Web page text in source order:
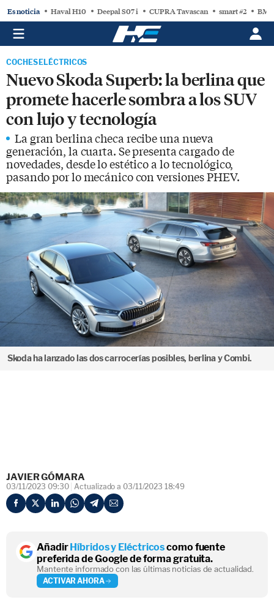
Es noticia Haval H10 Deepal S07 i CUPRA Tavascan smart #2
COCHES ELÉCTRICOS
Nuevo Skoda Superb: la berlina que
promete hacerle sombra a los SUV
con lujo y tecnología
La gran berlina checa recibe una nueva
generación, la cuarta. Se presenta cargado de
novedades, desde lo estético a lo tecnológico,
pasando por lo mecánico con versiones PHEV.
Skoda ha lanzado las dos carrocerías posibles, berlina y Combi.
JAVIER GÓMARA
03/11/2023 09:30 Actualizado a 03/11/2023 18:49
AñadirHíbridos y Eléctricoscomo fuente
preferida de Google de forma gratuita.
Mantente informado con las últimas noticias de actualidad.
ACTIVAR AHORA